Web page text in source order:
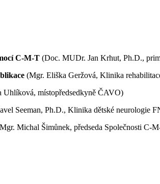
C-M-T (Doc. MUDr. Jan Krhut, Ph.D.,
(Mgr. Eliška Geržová, Klinika
Uhlíková, místopředsedkyně ČAVO)
Seeman, Ph.D., Klinika dětské neurologie
Michal Šimůnek, předseda Společnosti C-